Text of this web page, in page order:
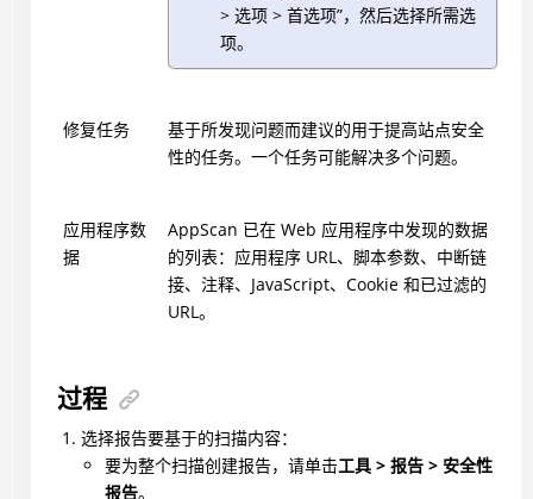
> 选项 > 首选项”，然后选择所需选
项。
修复任务
基于所发现问题而建议的用于提高站点安全
性的任务。一个任务可能解决多个问题。
应用程序数
据
AppScan 已在 Web 应用程序中发现的数据
的列表：应用程序 URL、脚本参数、中断链
接、注释、JavaScript、Cookie 和已过滤的
URL。
过程
选择报告要基于的扫描内容：
要为整个扫描创建报告，请单击工具 > 报告 > 安全性
报告。